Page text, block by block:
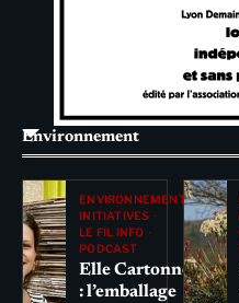
Environnement
ENVIRONNEMENT
INITIATIVES
LE FIL INFO
PODCAST
Elle Cartonne
: l’emballage